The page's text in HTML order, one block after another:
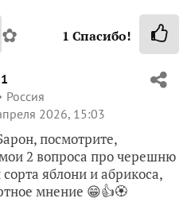
✿ 1 Спасибо!
Россия
2026, 15:03
посмотрите,
2 вопроса про черешню
яблони и абрикоса,
мнение 😁👍🏵️